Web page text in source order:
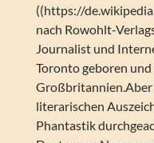
((https://
nach Rowohlt-
Journalist und
Toronto geboren
Großbritannien.Aber
literarischen
Phantastik